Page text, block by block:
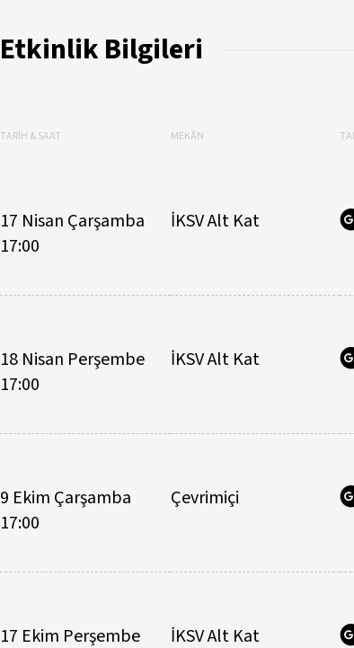
Etkinlik Bilgileri
TARİH & SAAT MEKÂN
17 Nisan Çarşamba
17:00
İKSV Alt Kat
18 Nisan Perşembe
17:00
İKSV Alt Kat
9 Ekim Çarşamba
17:00
Çevrimiçi
17 Ekim Perşembe
İKSV Alt Kat